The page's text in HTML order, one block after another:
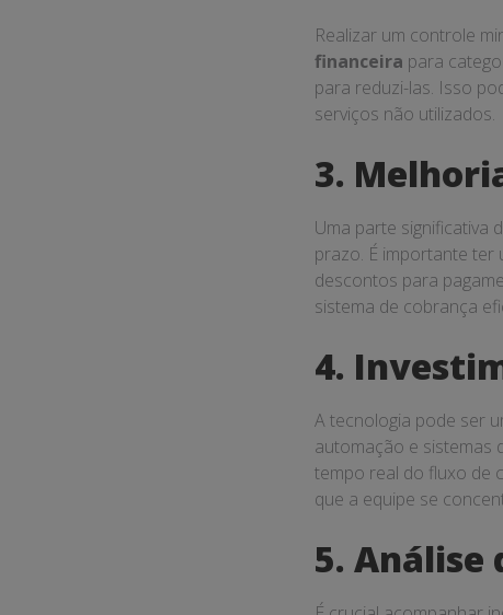
Gestão
Líderes
Outro aspecto
Através do
coaching
seus colaboradores a
inovador.
Aotimização de
os procedimentos
empresarial. A
permitindo que as
Em suma, agestão
para o crescimento e a